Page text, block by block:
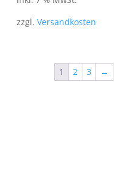
zzgl. Versandkosten
1 2 3 →